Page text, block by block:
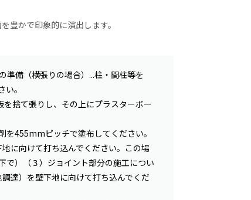
豊かで印象的に演出します。
備（横張りの場合）...柱・間柱等を
。
捨て張りし、その上にプラスターボー
455mmピッチで塗布してください。
に向けて打ち込んでください。この場
）（３）ジョイント部分の施工につい
達）を壁下地に向けて打ち込んでくだ